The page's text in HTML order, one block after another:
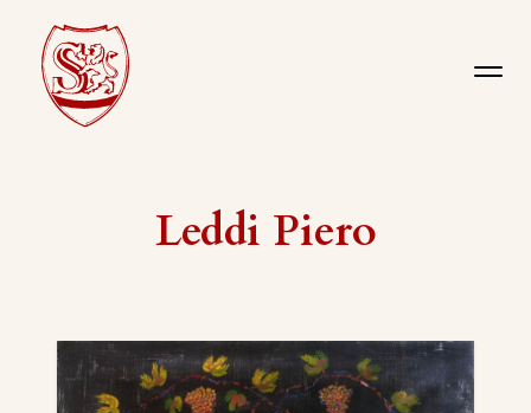
Leddi Piero